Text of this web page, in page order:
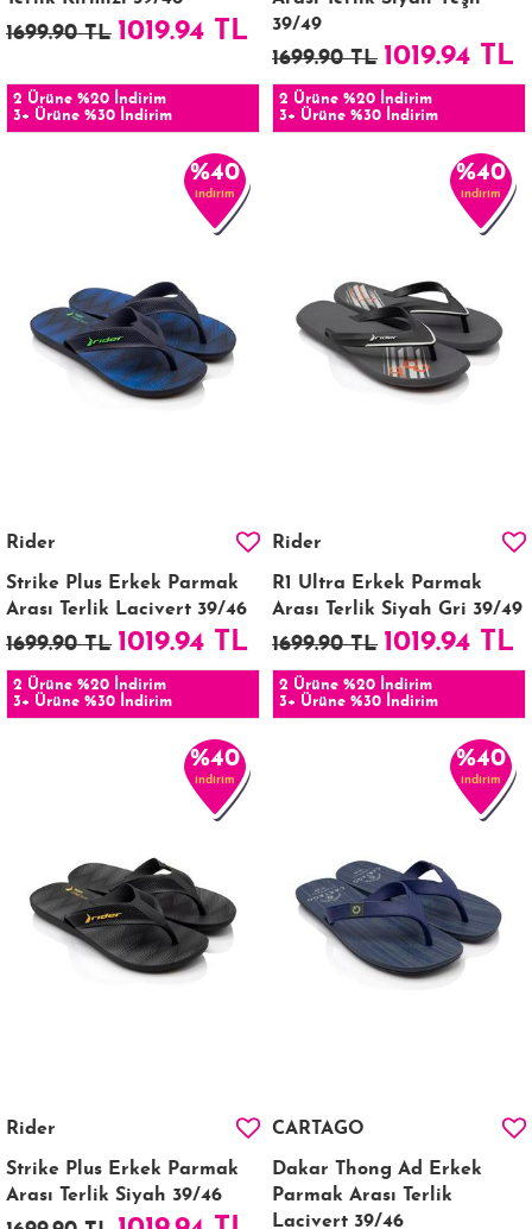
1699.90 TL 1019.94 TL
2 Ürüne %20 İndirim
3+ Ürüne %30 İndirim
39/49
1699.90 TL 1019.94 TL
2 Ürüne %20 İndirim
3+ Ürüne %30 İndirim
%40
indirim
Rider
Strike Plus Erkek Parmak
Arası Terlik Lacivert 39/46
1699.90 TL 1019.94 TL
2 Ürüne %20 İndirim
3+ Ürüne %30 İndirim
%40
indirim
Rider
R1 Ultra Erkek Parmak
Arası Terlik Siyah Gri 39/49
1699.90 TL 1019.94 TL
2 Ürüne %20 İndirim
3+ Ürüne %30 İndirim
%40
indirim
Rider
Strike Plus Erkek Parmak
Arası Terlik Siyah 39/46
%40
indirim
CARTAGO
Dakar Thong Ad Erkek
Parmak Arası Terlik
Lacivert 39/46